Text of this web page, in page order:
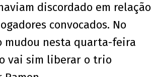
discordado em relação
convocados. No
mudou nesta quarta-feira
vai sim liberar o trio